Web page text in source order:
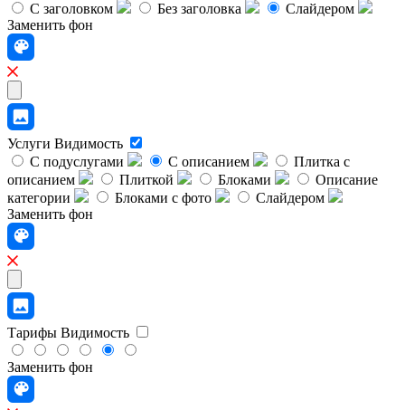
С заголовком
Без заголовка
Слайдером
Заменить фон
Услуги Видимость
С подуслугами
С описанием
Плитка с
описанием
Плиткой Блоками
Описание
категории
Блоками с фото
Слайдером
Заменить фон
Тарифы Видимость
Заменить фон